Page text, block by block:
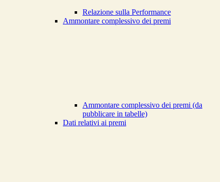
Relazione sulla Performance
Ammontare complessivo dei premi
Ammontare complessivo dei premi (da
pubblicare in tabelle)
Dati relativi ai premi